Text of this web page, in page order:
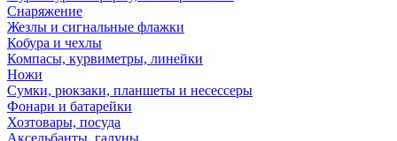
Снаряжение
Жезлы и сигнальные флажки
Кобура и чехлы
Компасы, курвиметры, линейки
Ножи
Сумки, рюкзаки, планшеты и несессеры
Фонари и батарейки
Хозтовары, посуда
Аксельбанты, галуны